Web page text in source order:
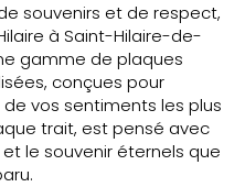
souvenirs et de respect,
à Saint-Hilaire-de-
gamme de plaques
conçues pour
vos sentiments les plus
trait, est pensé avec
le souvenir éternels que